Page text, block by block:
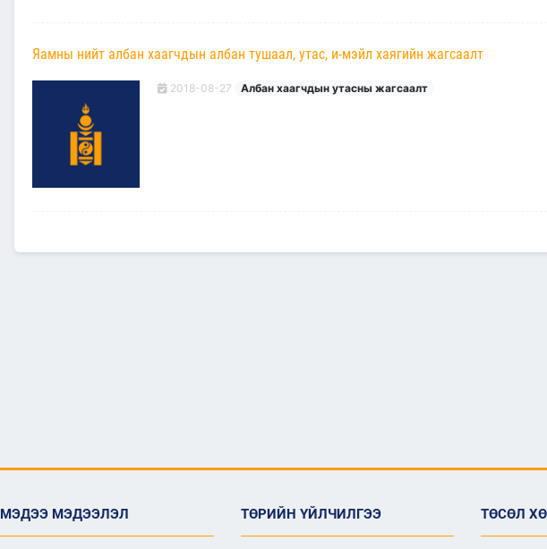
Яамны нийт албан хаагчдын албан тушаал, утас, и-мэйл хаягийн жагсаалт
2018-08-27 Албан хаагчдын утасны жагсаалт
МЭДЭЭ МЭДЭЭЛЭЛ ТӨРИЙН ҮЙЛЧИЛГЭЭ ТӨСӨЛ